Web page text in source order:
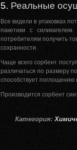
5. Реальные
Все видели в упаковках
пакетики с
потребителям получить
сохранности.
Чаще всего сорбент
различаться по размеру
способствует поглощению
Производится сорбент
Категория: